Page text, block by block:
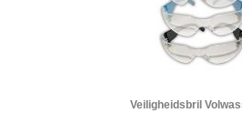
Veiligheidsbril